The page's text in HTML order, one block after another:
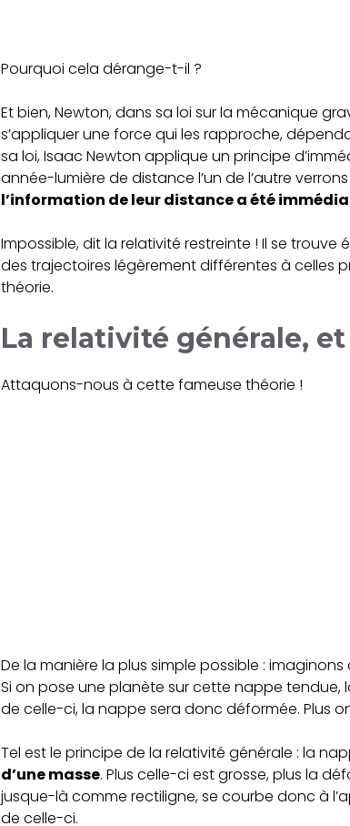
Pourquoi cela dérange-t-il ?
Et bien, Newton, dans sa loi sur la mécanique
s’appliquer une force qui les rapproche,
sa loi, Isaac Newton applique un principe
année-lumière de distance l’un de l’autre
l’information de leur distance a été
Impossible, dit la relativité restreinte ! Il se
des trajectoires légèrement différentes à celles
théorie.
La relativité générale,
Attaquons-nous à cette fameuse théorie !
De la manière la plus simple possible :
Si on pose une planète sur cette nappe
de celle-ci, la nappe sera donc déformée. Plus
Tel est le principe de la relativité générale : la
d’une masse. Plus celle-ci est grosse, plus la
jusque-là comme rectiligne, se courbe donc à
de celle-ci.